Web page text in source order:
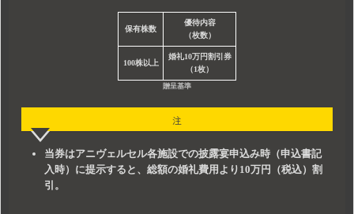
保有株数
優待内容
（枚数）
100株以上
婚礼10万円割引券
（1枚）
贈呈基準
注
当券はアニヴェルセル各施設での披露宴申込み時（申込書記
入時）に提示すると、総額の婚礼費用より10万円（税込）割
引。